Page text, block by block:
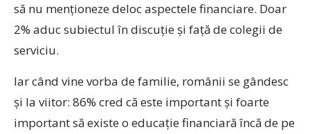
să nu menționeze deloc aspectele financiare. Doar
2% aduc subiectul în discuție și față de colegii de
serviciu.
Iar când vine vorba de familie, românii se gândesc
și la viitor: 86% cred că este important și foarte
important să existe o educație financiară încă de pe